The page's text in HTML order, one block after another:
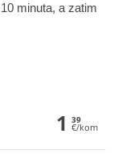
minuta, a zatim
1 39
€/kom